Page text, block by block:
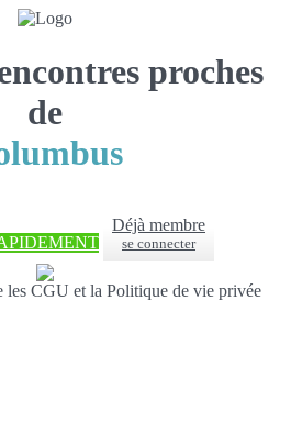
proches
de
Déjà membre
se connecter
les CGU et la Politique de vie privée